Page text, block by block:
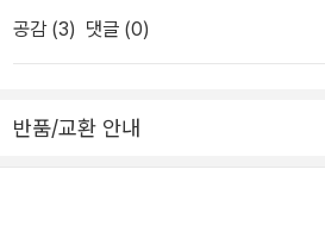
을 수밖에 없을 때가 오리라. 독서도 때로
이다... 15. 02. 19.
아서 전문을 타이핑해서옮겼었다. 내용은
면 어떻게 반응하시는지요.연필로 체크하
지적하곤 했다.오탈자에 대한 한 가지 바
자가 나왔으면 좋겠다는 것. 한 페이지
그것은 가스통 바슐라르(1884~1962)가
리를 떠올리게 한다. ‘철학자 가운데 가장
가장 위대한 철학자’였던 바슐라르는 물
이지훈(37)씨의 ‘예술과 연금술’은 그러
꿈에 관한 이야기다. 중세의 연금술에서
서,저자는 지상에서 가장 아름다운 것을(
공감 (3) 댓글 (0)
반품/교환 안내